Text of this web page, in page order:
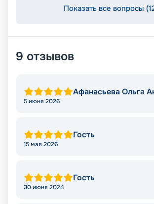
Показать все вопросы
9 отзывов
Афанасьева Ольга
5 июня 2026
Гость
15 мая 2026
Гость
30 июня 2024